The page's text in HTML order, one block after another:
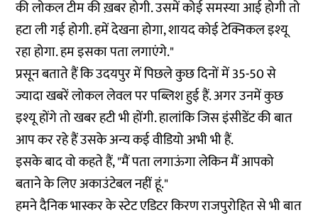
की लोकल टीम की ख़बर होगी. उसमें कोई समस्या आई होगी तो
हटा ली गई होगी. हमें देखना होगा, शायद कोई टेक्निकल इश्यू
रहा होगा. हम इसका पता लगाएंगे."
प्रसून बताते हैं कि उदयपुर में पिछले कुछ दिनों में 35-50 से
ज्यादा खबरें लोकल लेवल पर पब्लिश हुई हैं. अगर उनमें कुछ
इश्यू होंगे तो खबर हटी भी होंगी. हालांकि जिस इंसीडेंट की बात
आप कर रहे हैं उसके अन्य कई वीडियो अभी भी हैं.
इसके बाद वो कहते हैं, "मैं पता लगाऊंगा लेकिन मैं आपको
बताने के लिए अकाउंटेबल नहीं हूं."
हमने दैनिक भास्कर के स्टेट एडिटर किरण राजपुरोहित से भी बात